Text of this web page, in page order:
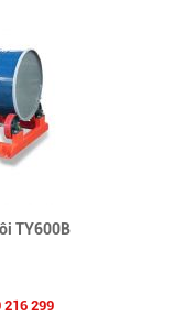
TY600B
216 299